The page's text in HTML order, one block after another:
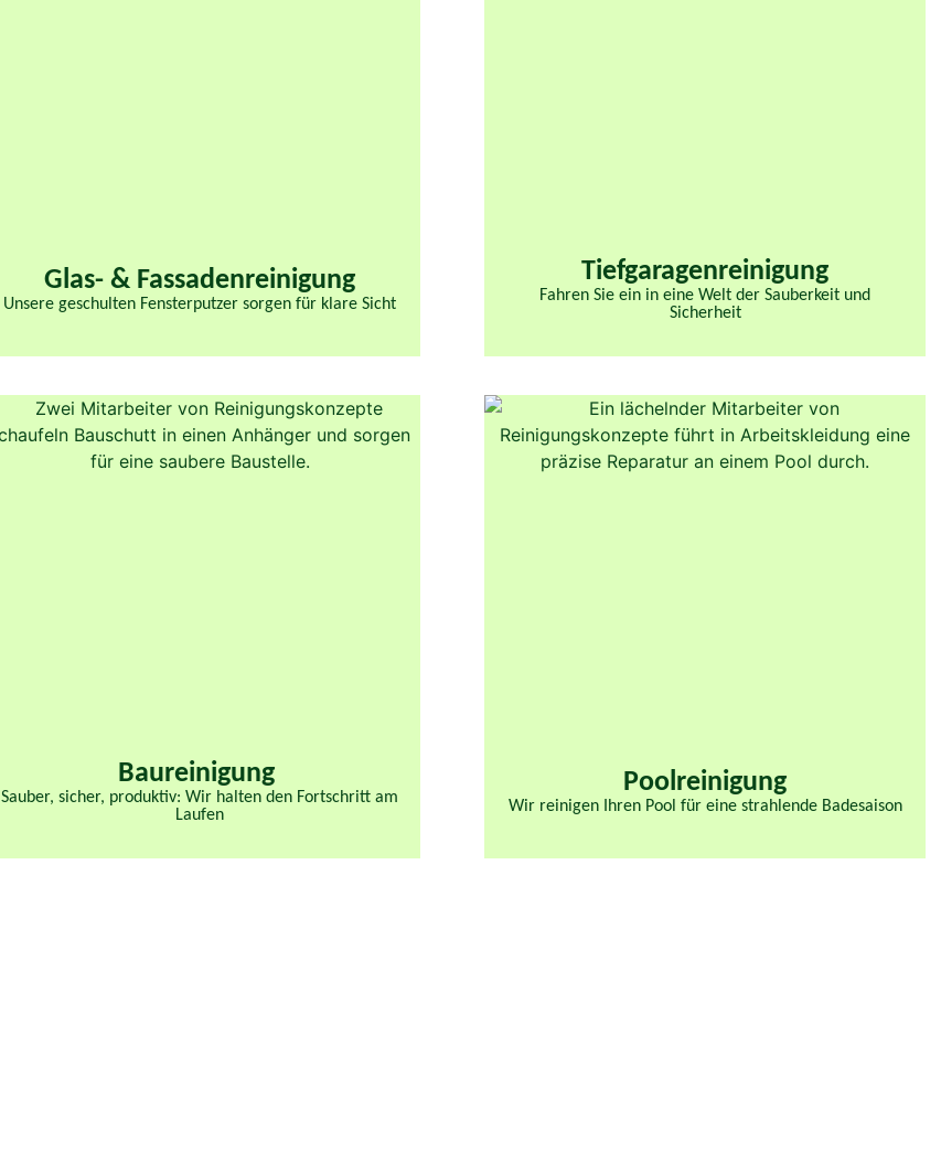
Glas- & Fassaden­reinigung​
Unsere geschulten Fensterputzer sorgen für klare Sicht
Tiefgaragenreinigung
Fahren Sie ein in eine Welt der Sauberkeit und
Sicherheit
Baureinigung
Sauber, sicher, produktiv: Wir halten den Fortschritt am
Laufen
Poolreinigung
Wir reinigen Ihren Pool für eine strahlende Badesaison